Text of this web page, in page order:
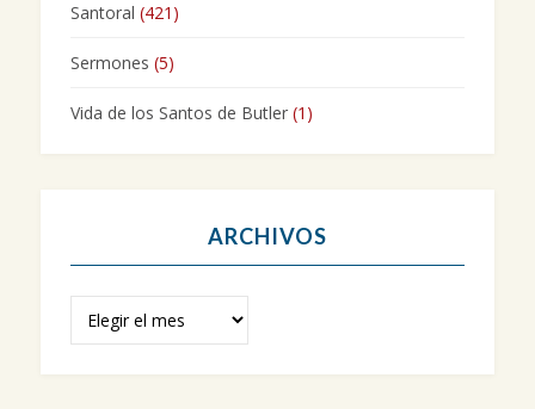
Santoral (421)
Sermones (5)
Vida de los Santos de Butler(1)
ARCHIVOS